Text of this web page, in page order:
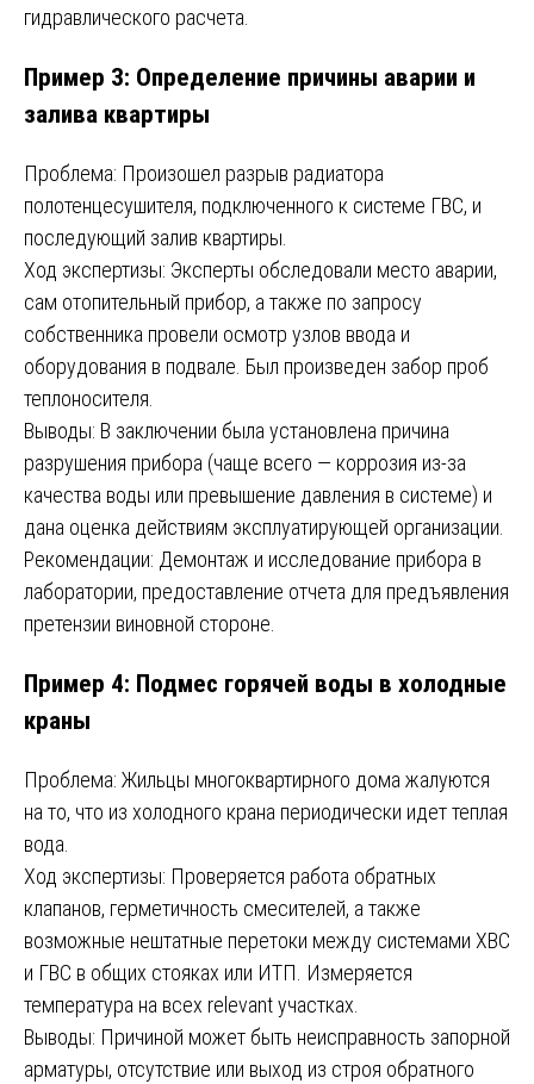
гидравлического расчета.
Пример 3: Определение причины аварии и
залива квартиры
Проблема: Произошел разрыв радиатора
полотенцесушителя, подключенного к системе ГВС, и
последующий залив квартиры.
Ход экспертизы: Эксперты обследовали место аварии,
сам отопительный прибор, а также по запросу
собственника провели осмотр узлов ввода и
оборудования в подвале. Был произведен забор проб
теплоносителя.
Выводы: В заключении была установлена причина
разрушения прибора (чаще всего — коррозия из-за
качества воды или превышение давления в системе) и
дана оценка действиям эксплуатирующей организации.
Рекомендации: Демонтаж и исследование прибора в
лаборатории, предоставление отчета для предъявления
претензии виновной стороне.
Пример 4: Подмес горячей воды в холодные
краны
Проблема: Жильцы многоквартирного дома жалуются
на то, что из холодного крана периодически идет теплая
вода.
Ход экспертизы: Проверяется работа обратных
клапанов, герметичность смесителей, а также
возможные нештатные перетоки между системами ХВС
и ГВС в общих стояках или ИТП. Измеряется
температура на всех relevant участках.
Выводы: Причиной может быть неисправность запорной
арматуры, отсутствие или выход из строя обратного